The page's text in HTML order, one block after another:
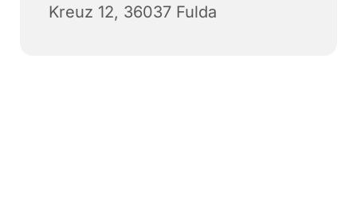
Kreuz 12, 36037 Fulda